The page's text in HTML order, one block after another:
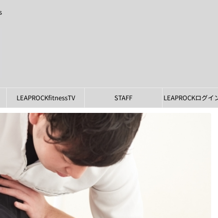
LEAPROCKfitnessTV STAFF LEAPROCKログイ